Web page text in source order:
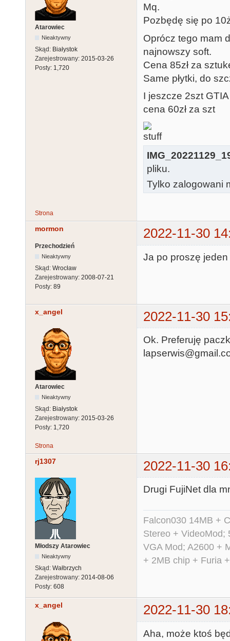
Atarowiec
Nieaktywny
Skąd: Białystok
Zarejestrowany: 2015-03-26
Posty: 1,720
Mq.
Pozbędę się po
Oprócz tego mam
najnowszy soft.
Cena 85zł za
Same płytki, do
I jeszcze 2szt
cena 60zł za szt
pliku.
Tylko zalogowani
Strona
mormon 2022-11-30
Przechodzień
Nieaktywny
Skąd: Wrocław
Zarejestrowany: 2008-07-21
Posty: 89
Ja po proszę jeden
x_angel 2022-11-30
Atarowiec
Nieaktywny
Skąd: Białystok
Zarejestrowany: 2015-03-26
Posty: 1,720
Ok. Preferuję
Strona
rj1307 2022-11-30
Młodszy Atarowiec
Nieaktywny
Skąd: Wałbrzych
Zarejestrowany: 2014-08-06
Posty: 608
Drugi FujiNet dla
Falcon030 14MB +
Stereo + VideoMod;
VGA Mod; A2600 +
+ 2MB chip + Furia
x_angel 2022-11-30
Aha, może ktoś